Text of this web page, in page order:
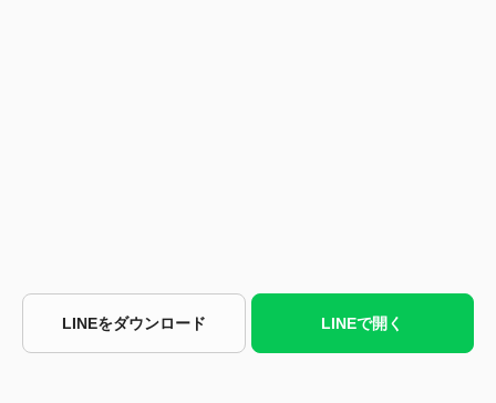
LINEをダウンロード LINEで開く